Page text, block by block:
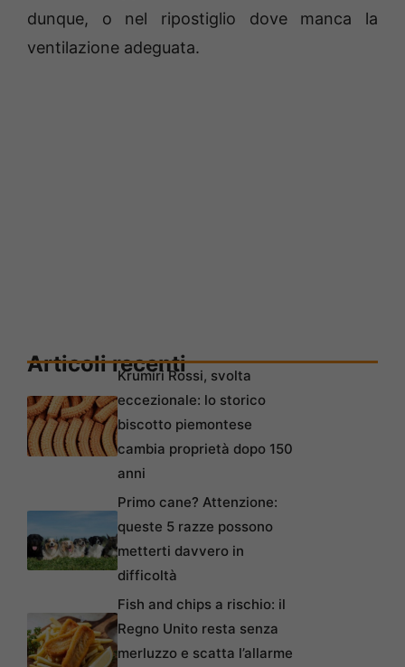
dunque, o nel ripostiglio dove manca la
ventilazione adeguata.
Articoli recentiKrumiri Rossi, svolta
eccezionale: lo storico
biscotto piemontese
cambia proprietà dopo 150
anni
Primo cane? Attenzione:
queste 5 razze possono
metterti davvero in
difficoltà
Fish and chips a rischio: il
Regno Unito resta senza
merluzzo e scatta l’allarme